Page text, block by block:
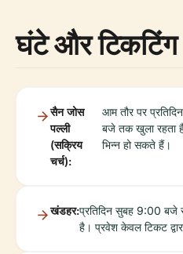
घंटे और टिकटिंग
सैन जोस
पल्ली
(सक्रिय
चर्च):
आम तौर पर
बजे तक खुला रहता
भिन्न हो सकते हैं।
खंडहर:प्रतिदिन सुबह 9:00
है। प्रवेश केवल टिकट